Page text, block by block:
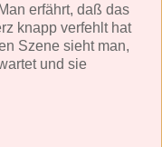
erfährt, daß das
knapp verfehlt hat
Szene sieht man,
und sie